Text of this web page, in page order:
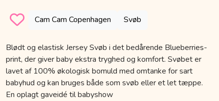
Cam Cam Copenhagen Svøb
Blødt og elastisk Jersey Svøb i det bedårende Blueberries-
print, der giver baby ekstra tryghed og komfort. Svøbet er
lavet af 100% økologisk bomuld med omtanke for sart
babyhud og kan bruges både som svøb eller et let tæppe.
En oplagt gaveidé til babyshow